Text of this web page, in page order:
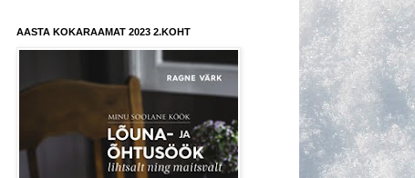
AASTA KOKARAAMAT 2023 2.KOHT